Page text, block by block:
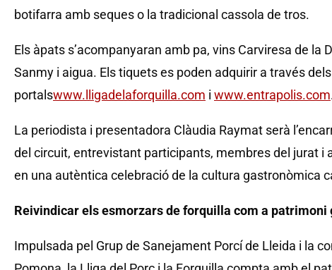
botifarra amb seques o la tradicional cassola de tros.
Els àpats s’acompanyaran amb pa, vins Carviresa de la
Sanmy i aigua. Els tiquets es poden adquirir a través dels
portalswww.lligadelaforquilla.com i www.entrapolis.com
La periodista i presentadora Clàudia Raymat serà
del circuit, entrevistant participants, membres del jurat i
en una autèntica celebració de la cultura gastronòmica
Reivindicar els esmorzars de forquilla com a patrimoni
Impulsada pel Grup de Sanejament Porcí de Lleida i la